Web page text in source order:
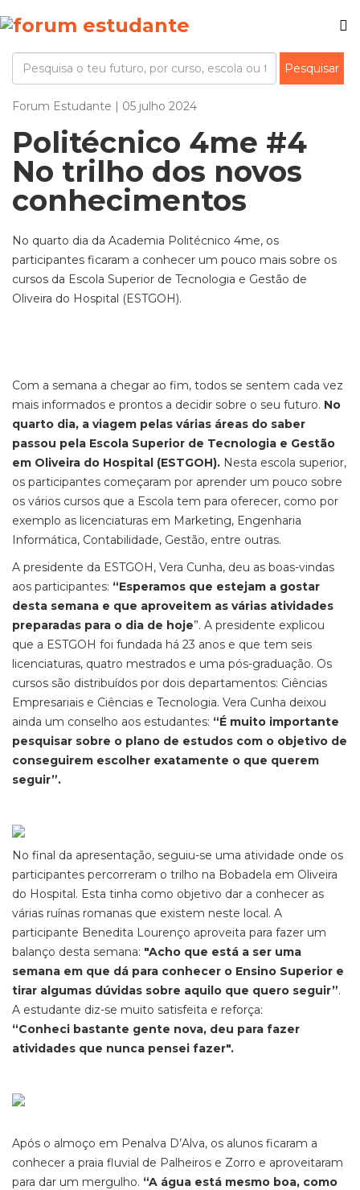
Forum Estudante | 05 julho 2024
Politécnico 4me #4
No trilho dos novos
conhecimentos
No quarto dia da Academia Politécnico 4me, os
participantes ficaram a conhecer um pouco mais sobre os
cursos da Escola Superior de Tecnologia e Gestão de
Oliveira do Hospital (ESTGOH).
Com a semana a chegar ao fim, todos se sentem cada vez
mais informados e prontos a decidir sobre o seu futuro. No
quarto dia, a viagem pelas várias áreas do saber
passou pela Escola Superior de Tecnologia e Gestão
em Oliveira do Hospital (ESTGOH). Nesta escola superior,
os participantes começaram por aprender um pouco sobre
os vários cursos que a Escola tem para oferecer, como por
exemplo as licenciaturas em Marketing, Engenharia
Informática, Contabilidade, Gestão, entre outras.
A presidente da ESTGOH, Vera Cunha, deu as boas-vindas
aos participantes: “Esperamos que estejam a gostar
desta semana e que aproveitem as várias atividades
preparadas para o dia de hoje”. A presidente explicou
que a ESTGOH foi fundada há 23 anos e que tem seis
licenciaturas, quatro mestrados e uma pós-graduação. Os
cursos são distribuídos por dois departamentos: Ciências
Empresariais e Ciências e Tecnologia. Vera Cunha deixou
ainda um conselho aos estudantes: “É muito importante
pesquisar sobre o plano de estudos com o objetivo de
conseguirem escolher exatamente o que querem
seguir”.
No final da apresentação, seguiu-se uma atividade onde os
participantes percorreram o trilho na Bobadela em Oliveira
do Hospital. Esta tinha como objetivo dar a conhecer as
várias ruínas romanas que existem neste local. A
participante Benedita Lourenço aproveita para fazer um
balanço desta semana: "Acho que está a ser uma
semana em que dá para conhecer o Ensino Superior e
tirar algumas dúvidas sobre aquilo que quero seguir”.
A estudante diz-se muito satisfeita e reforça:
“Conheci bastante gente nova, deu para fazer
atividades que nunca pensei fazer".
Após o almoço em Penalva D’Alva, os alunos ficaram a
conhecer a praia fluvial de Palheiros e Zorro e aproveitaram
para dar um mergulho. “A água está mesmo boa, como